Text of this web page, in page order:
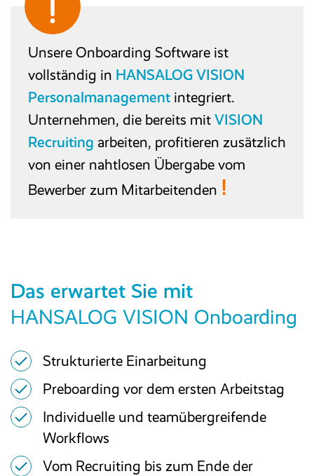
Unsere Onboarding Software ist
vollständig in HANSALOG VISION
Personalmanagement integriert.
Unternehmen, die bereits mit VISION
Recruiting arbeiten, profitieren zusätzlich
von einer nahtlosen Übergabe vom
Bewerber zum Mitarbeitenden !
Das erwartet Sie mit
HANSALOG VISION Onboarding
Strukturierte Einarbeitung
Preboarding vor dem ersten Arbeitstag
Individuelle und teamübergreifende
Workflows
Vom Recruiting bis zum Ende der